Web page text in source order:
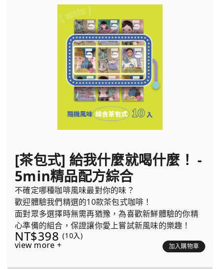
[茶包式] 給我什麼就喝什麼！ -
5min精品配方綜合
不確定哪種咖啡風味最對你的味？
歡迎體驗我們精選的10款茶包式咖啡！
面對眾多選擇時無需再猶豫，為喜歡新鮮體驗的你精
心準備的組合，保證讓你愛上嘗試新風味的樂趣！
NT$398 (10入)
view more + 加入購物車